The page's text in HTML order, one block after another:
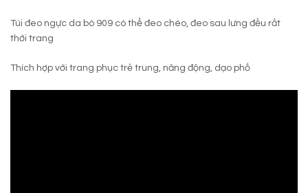
Túi đeo ngực da bò 909 có thể đeo chéo, đeo sau lưng đều rất
thời trang
Thích hợp với trang phục trẻ trung, năng động, dạo phố